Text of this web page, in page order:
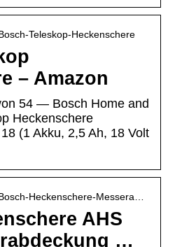
Teleskop-Heckenschere
– Amazon
54 — Bosch Home and
Heckenschere
(1 Akku, 2,5 Ah, 18 Volt
Heckenschere-Messera…
AHS
…